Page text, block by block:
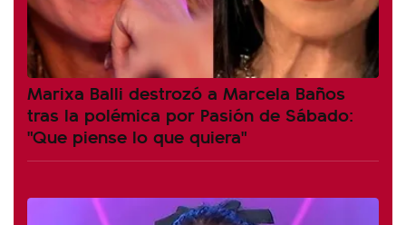
Marixa Balli destrozó a Marcela Baños
tras la polémica por Pasión de Sábado:
"Que piense lo que quiera"